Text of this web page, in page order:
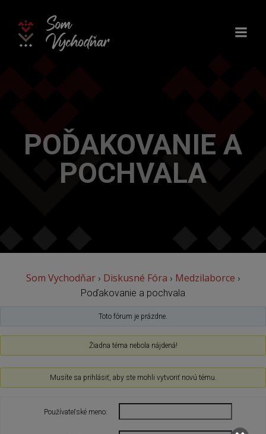
POĎAKOVANIE A
POCHVALA
Som Vychodňar › Diskusné Fóra › Medzilaborce ›
Poďakovanie a pochvala
Toto fórum je prázdne.
Žiadna téma nebola nájdená!
Musíte sa prihlásiť, aby ste mohli vytvoriť novú tému.
Používateľské meno: